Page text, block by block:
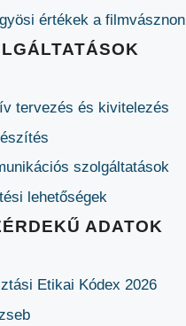
értékek a filmvásznon
tervezés és kivitelezés
szolgáltatások
lehetőségek
ADATOK
Etikai Kódex 2026